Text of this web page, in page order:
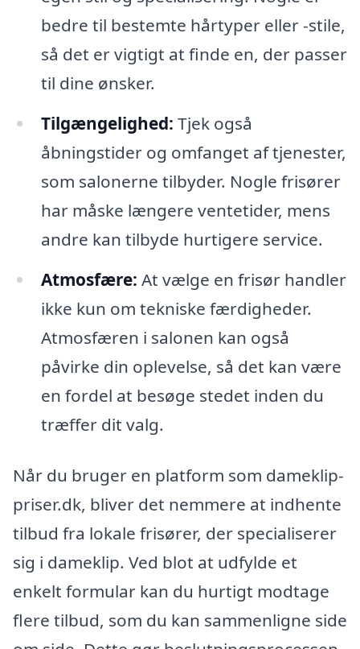
bedre til bestemte hårtyper eller -stile,
så det er vigtigt at finde en, der passer
til dine ønsker.
Tilgængelighed: Tjek også
åbningstider og omfanget af tjenester,
som salonerne tilbyder. Nogle frisører
har måske længere ventetider, mens
andre kan tilbyde hurtigere service.
Atmosfære: At vælge en frisør handler
ikke kun om tekniske færdigheder.
Atmosfæren i salonen kan også
påvirke din oplevelse, så det kan være
en fordel at besøge stedet inden du
træffer dit valg.
Når du bruger en platform som dameklip-
priser.dk, bliver det nemmere at indhente
tilbud fra lokale frisører, der specialiserer
sig i dameklip. Ved blot at udfylde et
enkelt formular kan du hurtigt modtage
flere tilbud, som du kan sammenligne side